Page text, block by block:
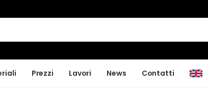
Prezzi Lavori News Contatti